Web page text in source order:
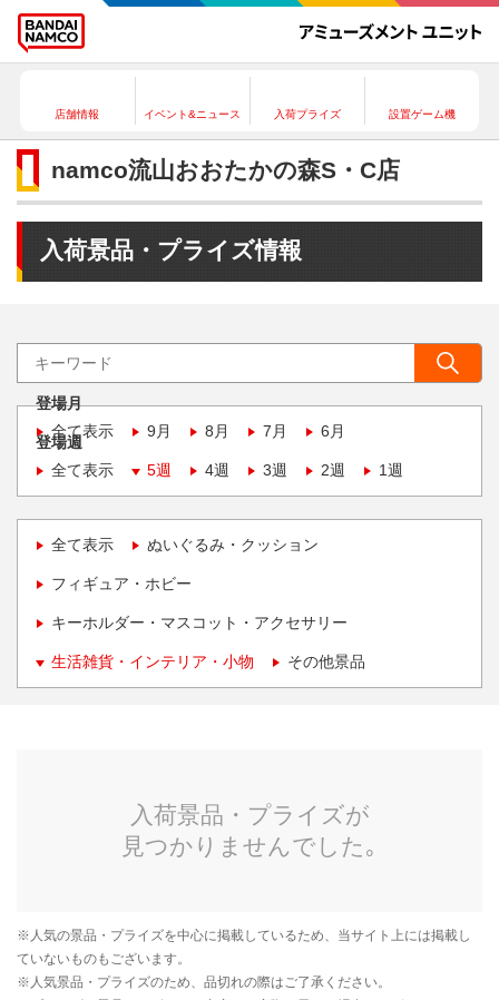
店舗情報 イベント&ニュース 入荷プライズ 設置ゲーム機
namco流山おおたかの森S・C店
入荷景品・プライズ情報
登場月
全て表示
9月 8月 7月 6月
登場週
全て表示
5週 4週 3週 2週 1週
全て表示 ぬいぐるみ・クッション
フィギュア・ホビー
キーホルダー・マスコット・アクセサリー
生活雑貨・インテリア・小物 その他景品